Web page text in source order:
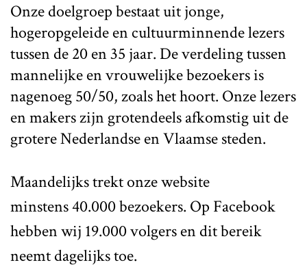
Onze doelgroep bestaat uit jonge,
hogeropgeleide en cultuurminnende lezers
tussen de 20 en 35 jaar. De verdeling tussen
mannelijke en vrouwelijke bezoekers is
nagenoeg 50/50, zoals het hoort. Onze lezers
en makers zijn grotendeels afkomstig uit de
grotere Nederlandse en Vlaamse steden.
Maandelijks trekt onze website
minstens 40.000 bezoekers. Op Facebook
hebben wij 19.000 volgers en dit bereik
neemt dagelijks toe.